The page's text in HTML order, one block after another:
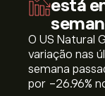
está
O US Natural
variação nas
semana
por ‎-26.96‎%